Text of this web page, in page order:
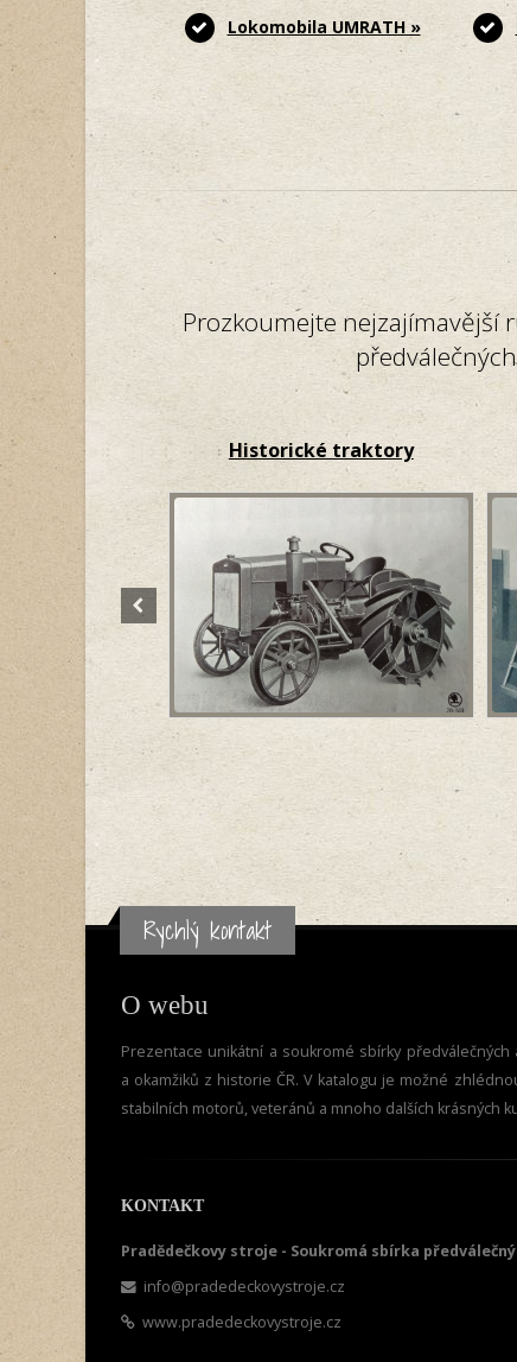
Lokomobila UMRATH »
Prozkoumejte nejzajímavější
Historické traktory
Rychlý kontakt
O webu
Prezentace unikátní a soukromé sbírky
a okamžiků z historie ČR. V katalogu je možné
stabilních motorů, veteránů a mnoho dalších krásných
KONTAKT
Pradědečkovy stroje - Soukromá sbírka
info@pradedeckovystroje.cz
www.pradedeckovystroje.cz